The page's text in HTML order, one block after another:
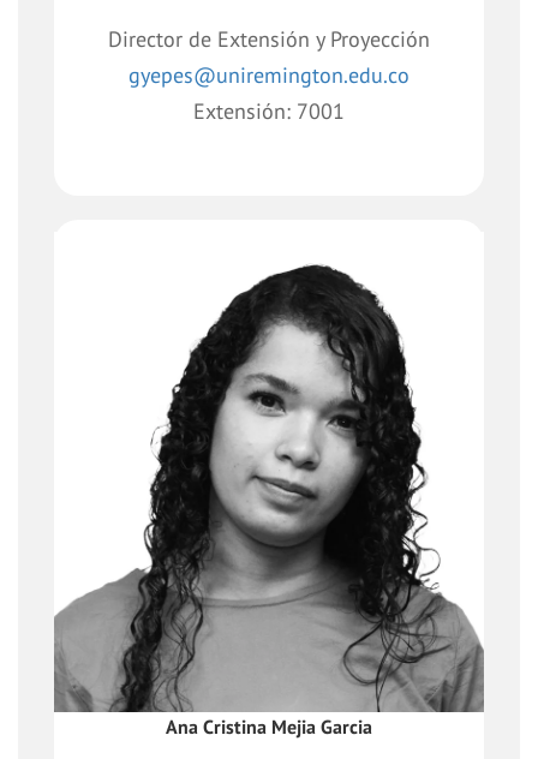
Director de Extensión y Proyección
gyepes@uniremington.edu.co
Extensión: 7001
Brindar apoyo continuo y soluciones
requeridas por la unidad en temas
pertinentes al
desarrollo de esta, fundamentalmente
en los costeos, data y cifras financieras
de las unidades de negocio de la
dirección.
Ana Cristina Mejia Garcia